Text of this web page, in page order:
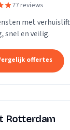
77 reviews
met
snel en veilig.
offertes
Rotterdam